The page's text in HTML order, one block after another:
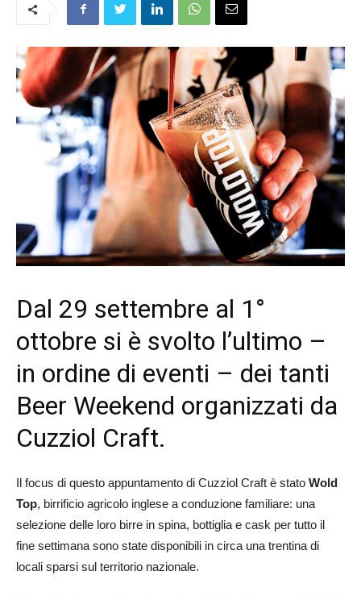
Dal 29 settembre al 1°
ottobre si è svolto l’ultimo –
in ordine di eventi – dei tanti
Beer Weekend organizzati da
Cuzziol Craft.
Il focus di questo appuntamento di Cuzziol Craft è stato Wold
Top, birrificio agricolo inglese a conduzione familiare: una
selezione delle loro birre in spina, bottiglia e cask per tutto il
fine settimana sono state disponibili in circa una trentina di
locali sparsi sul territorio nazionale.